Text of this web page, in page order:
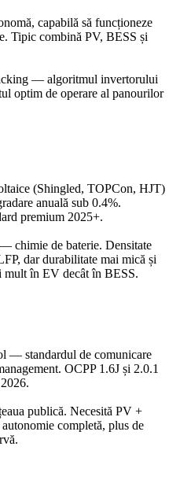
capabilă să funcționeze
Tipic combină PV, BESS și
— algoritmul invertorului
optim de operare al panourilor
(Shingled, TOPCon, HJT)
anuală sub 0.4%.
premium 2025+.
chimie de baterie. Densitate
dar durabilitate mai mică și
mult în EV decât în BESS.
— standardul de comunicare
OCPP 1.6J și 2.0.1
publică. Necesită PV +
completă, plus de